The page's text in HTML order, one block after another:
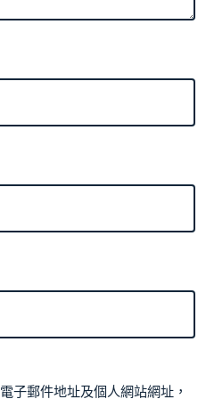
子郵件地址及個人網站網址，